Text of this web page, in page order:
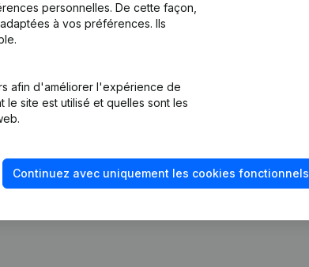
personnelles. De cette façon,
à vos préférences. Ils
afin d'améliorer l'expérience de
le site est utilisé et quelles sont les
Continuez avec uniquement les cookies fonctionnels
fraude
Consulter des comptes annuels
Vérification de la solvabilité